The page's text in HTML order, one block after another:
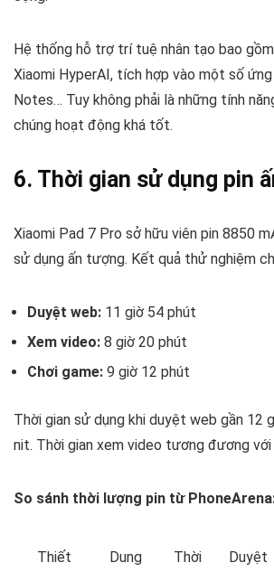
Hệ thống hỗ trợ trí tuệ nhân tạo bao
Xiaomi HyperAI, tích hợp vào một số ứng
Notes… Tuy không phải là những tính
chúng hoạt động khá tốt.
6. Thời gian sử dụng pin
Xiaomi Pad 7 Pro sở hữu viên pin 8850
sử dụng ấn tượng. Kết quả thử nghiệm
Duyệt web: 11 giờ 54 phút
Xem video: 8 giờ 20 phút
Chơi game: 9 giờ 12 phút
Thời gian sử dụng khi duyệt web gần 12
nit. Thời gian xem video tương đương với
So sánh thời lượng pin từ
Thiết
Dung
Thời
Duyệt